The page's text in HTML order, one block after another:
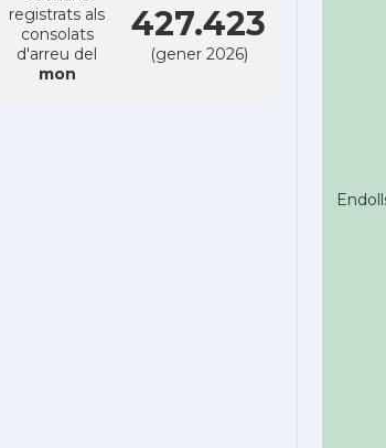
registrats als
consolats
d'arreu del
mon
427.423
(gener 2026)